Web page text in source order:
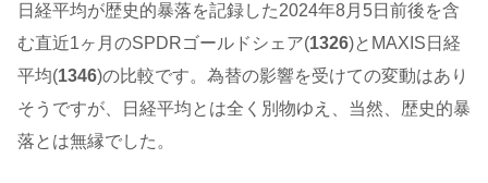
日経平均が歴史的暴落を記録した2024年8月5日前後を含
む直近1ヶ月のSPDRゴールドシェア(1326)とMAXIS日経
平均(1346)の比較です。為替の影響を受けての変動はあり
そうですが、日経平均とは全く別物ゆえ、当然、歴史的暴
落とは無縁でした。